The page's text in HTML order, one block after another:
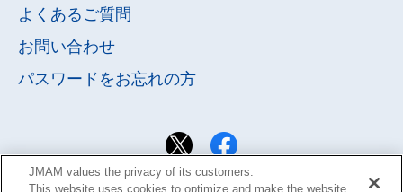
よくあるご質問
お問い合わせ
パスワードをお忘れの方
JMAM values the privacy of its customers.
This website uses cookies to optimize and make the website